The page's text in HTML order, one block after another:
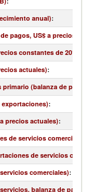
anual):
pagos, US$ a precios
constantes de 2010)
actuales):
(balanza de
:
precios actuales):
de servicios comerciales)
de servicios
comerciales):
balanza de pagos)